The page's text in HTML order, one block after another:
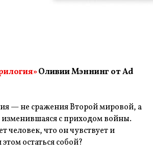
Оливии Мэннинг от Ad
— не сражения Второй мировой, а
изменившаяся с приходом войны.
человек, что он чувствует и
остаться собой?